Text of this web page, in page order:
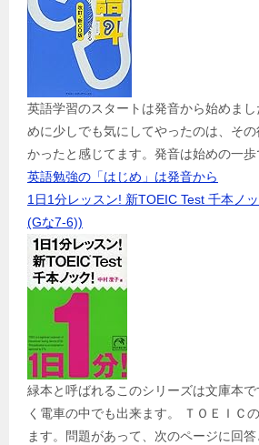
英語学習のスタートは発音から始めま
めに少しでも気にしてやったのは、そ
かったと感じてます。発音は始めの一歩
英語勉強の「はじめ」は発音から
1日1分レッスン! 新TOEIC Test 千本ノ
(Gな7-6))
緑本と呼ばれるこのシリーズは文庫本
く電車の中でも出来ます。 ＴＯＥＩＣ
ます。問題があって、次のページに回